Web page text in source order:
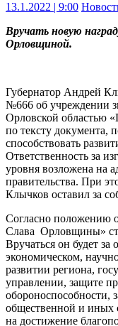
13.1.2022 | 9:00
Вручать новую
Орловщиной.
Губернатор Андрей
№666 об учреждении
Орловской областью
по тексту документа,
способствовать
Ответственность за
уровня возложена на
правительства. При
Клычков оставил за
Согласно положению
Слава Орловщины»
Вручаться он будет
экономическом,
развитии региона,
управлении, защите
обороноспособности,
общественной и иных
на достижение